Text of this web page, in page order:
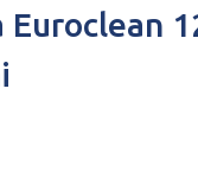
Euroclean